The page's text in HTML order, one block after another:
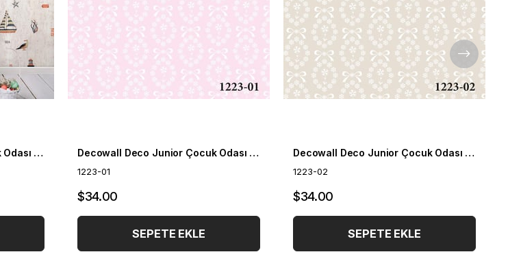
Decowall Deco Junior Çocuk Odası Duvar Kağıdı 1203-01 Decowall Deco Junior Çocuk Odası Duvar Kağıdı 1223-01
1223-01
$34.00
SEPETE EKLE
Decowall Deco Junior Çocuk Odası Duvar Kağıdı 1223-02
1223-02
$34.00
SEPETE EKLE